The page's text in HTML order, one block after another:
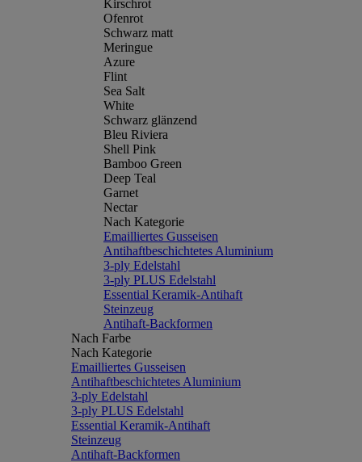
Kirschrot
Ofenrot
Schwarz matt
Meringue
Azure
Flint
Sea Salt
White
Schwarz glänzend
Bleu Riviera
Shell Pink
Bamboo Green
Deep Teal
Garnet
Nectar
Nach Kategorie
Emailliertes Gusseisen
Antihaftbeschichtetes Aluminium
3-ply Edelstahl
3-ply PLUS Edelstahl
Essential Keramik-Antihaft
Steinzeug
Antihaft-Backformen
Nach Farbe
Nach Kategorie
Emailliertes Gusseisen
Antihaftbeschichtetes Aluminium
3-ply Edelstahl
3-ply PLUS Edelstahl
Essential Keramik-Antihaft
Steinzeug
Antihaft-Backformen